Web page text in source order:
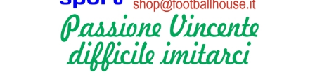
GIOVANILI